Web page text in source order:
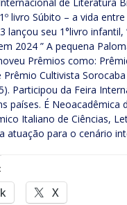
livro Súbito – a vida
lançou seu 1°livro infantil,
2024 ” A pequena
Prêmios como:
Cultivista
Participou da Feira
países. É Neoacadêmica
Italiano de Ciências,
atuação para o cenário
X